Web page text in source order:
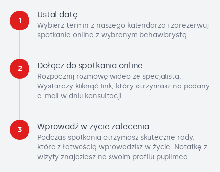
1
Ustal datę
Wybierz termin z naszego kalendarza i zarezerwuj
spotkanie online z wybranym behawiorystą.
2 Dołącz do spotkania online
Rozpocznij rozmowę wideo ze specjalistą.
Wystarczy kliknąć link, który otrzymasz na podany
e-mail w dniu konsultacji.
3 Wprowadź w życie zalecenia
Podczas spotkania otrzymasz skuteczne rady,
które z łatwością wprowadzisz w życie. Notatkę z
wizyty znajdziesz na swoim profilu pupilmed.